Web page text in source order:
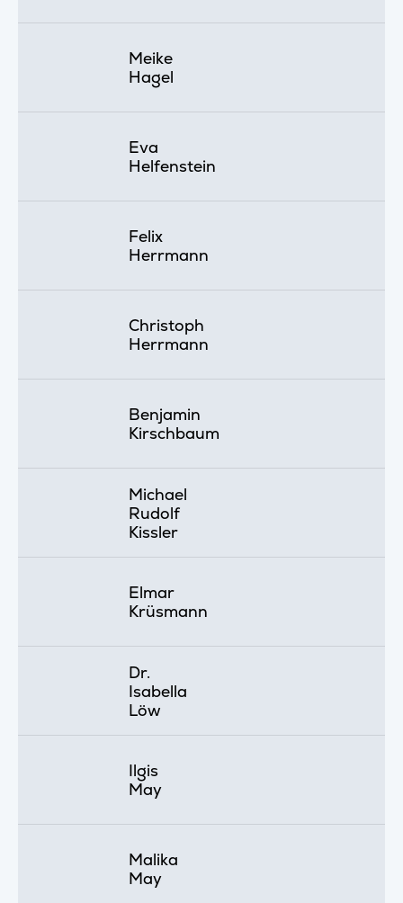
Meike
Hagel
Eva
Helfenstein
Felix
Herrmann
Christoph
Herrmann
Benjamin
Kirschbaum
Michael
Rudolf
Kissler
Elmar
Krüsmann
Dr.
Isabella
Löw
Ilgis
May
Malika
May